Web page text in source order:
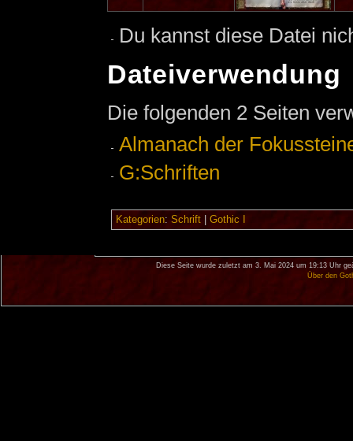
Du kannst diese Datei
Dateiverwendung
Die folgenden 2 Seiten
Almanach der
G:Schriften
Kategorien: Schrift| Gothic I
Diese Seite wurde zuletzt am 3. Mai 2024 um 19:13 Uhr
Über den